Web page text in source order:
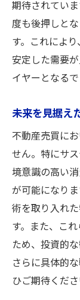
期待されてい
度も後押しと
す。これによ
安定した需要
イヤーとなるで
未来を見据え
不動産売買に
せん。特にサ
境意識の高い
が可能になり
術を取り入れ
す。また、こ
ため、投資的
さらに具体的
ひご期待くださ